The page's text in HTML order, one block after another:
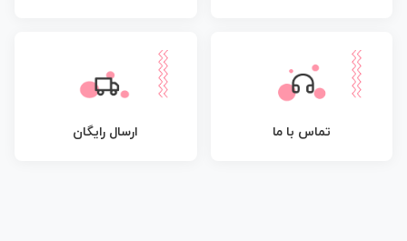
تماس با ما ارسال رایگان